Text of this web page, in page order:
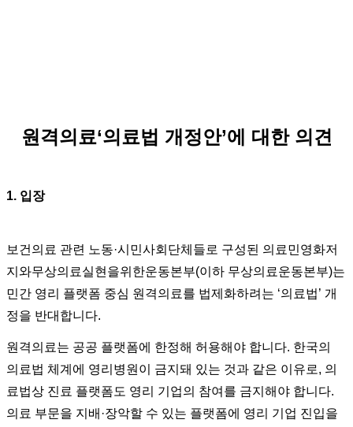
원격의료‘의료법 개정안’에 대한 의견
1. 입장
보건의료 관련 노동·시민사회단체들로 구성된 의료민영화저
지와무상의료실현을위한운동본부(이하 무상의료운동본부)는
민간 영리 플랫폼 중심 원격의료를 법제화하려는 ‘의료법’ 개
정을 반대합니다.
원격의료는 공공 플랫폼에 한정해 허용해야 합니다. 한국의
의료법 체계에 영리병원이 금지돼 있는 것과 같은 이유로, 의
료법상 진료 플랫폼도 영리 기업의 참여를 금지해야 합니다.
의료 부문을 지배·장악할 수 있는 플랫폼에 영리 기업 진입을